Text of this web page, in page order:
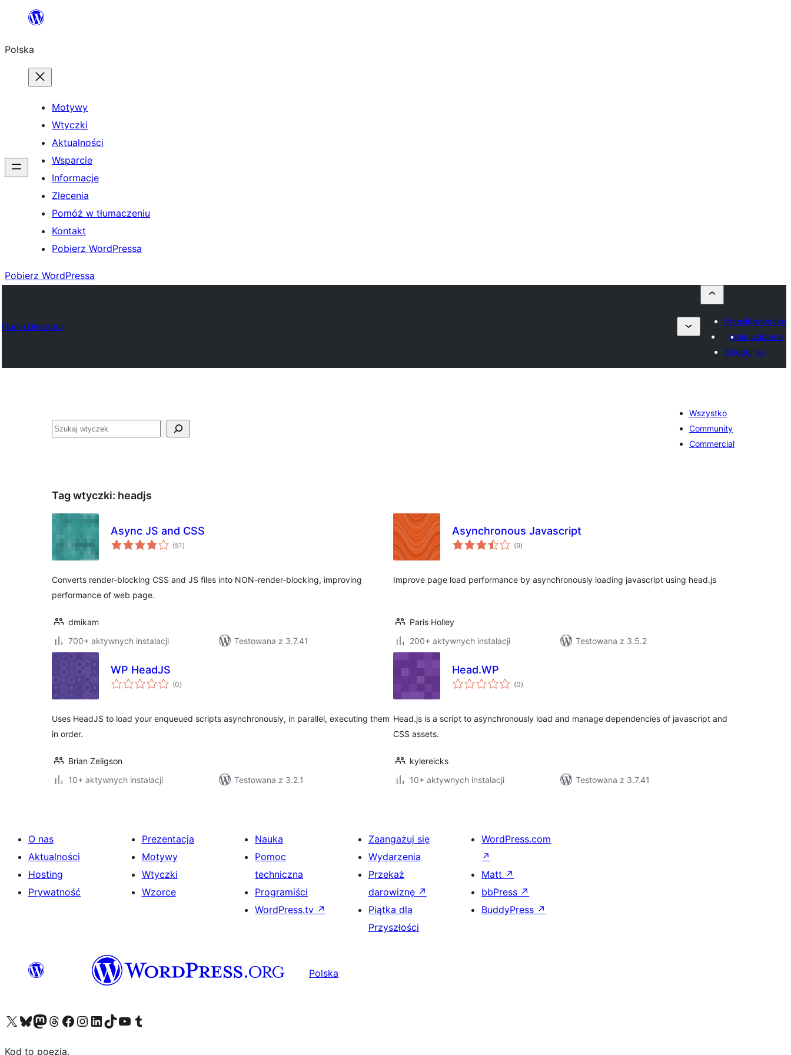
Przejdź
treści
Polska
Motywy
Wtyczki
Aktualności
Wsparcie
Informacje
Zlecenia
Pomóż w tłumaczeniu
Kontakt
Pobierz WordPressa
Pobierz WordPressa
Plugin Directory
Prześlij wtyczkę
Moje ulubione
Zaloguj się
Szukaj
Wszystko
Community
Commercial
Tag wtyczki: headjs
Async JS and CSS
(51 wszystkich
ocen
)
Converts render-blocking CSS and JS files into NON-render-blocking, improving
performance of web page.
dmikam
700+ aktywnych instalacji
Testowana z 3.7.41
Asynchronous Javascript
(9wszystkich
ocen
)
Improve page load performance by asynchronously loading javascript using head.js
Paris Holley
200+ aktywnych instalacji
Testowana z 3.5.2
WP HeadJS
(0wszystkich
ocen
)
Uses HeadJS to load your enqueued scripts asynchronously, in parallel, executing them
in order.
Brian Zeligson
10+ aktywnych instalacji
Testowana z 3.2.1
Head.WP
(0wszystkich
ocen
)
Head.js is a script to asynchronously load and manage dependencies of javascript and
CSS assets.
kylereicks
10+ aktywnych instalacji
Testowana z 3.7.41
O nas
Aktualności
Hosting
Prywatność
Prezentacja
Motywy
Wtyczki
Wzorce
Nauka
Pomoc
techniczna
Programiści
WordPress.tv ↗
Zaangażuj się
Wydarzenia
Przekaż
darowiznę ↗
Piątka dla
Przyszłości
WordPress.com
↗
Matt ↗
bbPress ↗
BuddyPress ↗
Polska
Odwiedź nasze konto X (dawniej Twitter)
Odwiedź nasze konto Bluesky
Odwiedź nasze konto na Mastodoncie
Odwiedź naszego Threadsa
Odwiedź naszego Facebooka
Odwiedź nasze konto na Instagramie
Odwiedź nasze konto na LinkedIn
Odwiedź naszego TikToka
Odwiedź nasz kanał YouTube
Odwiedź naszego Tumblra
Kod to poezja.